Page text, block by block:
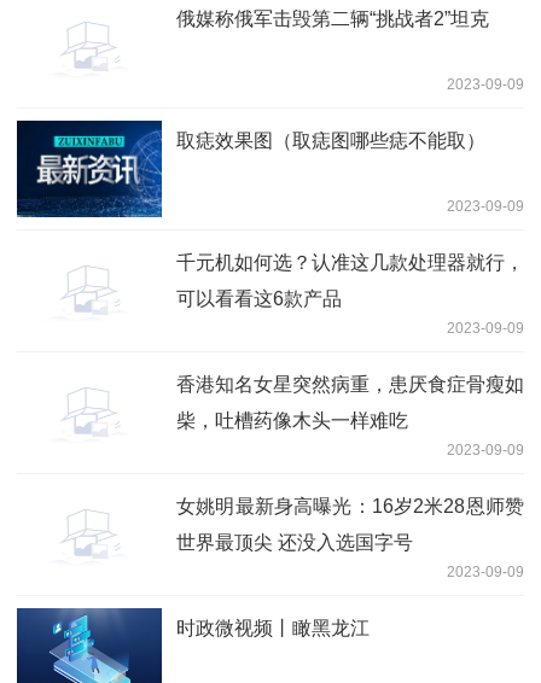
俄媒称俄军击毁第二辆“挑战者2”坦克
2023-09-09
取痣效果图（取痣图哪些痣不能取）
2023-09-09
千元机如何选？认准这几款处理器就行，
可以看看这6款产品
2023-09-09
香港知名女星突然病重，患厌食症骨瘦如
柴，吐槽药像木头一样难吃
2023-09-09
女姚明最新身高曝光：16岁2米28恩师赞
世界最顶尖 还没入选国字号
2023-09-09
时政微视频丨瞰黑龙江